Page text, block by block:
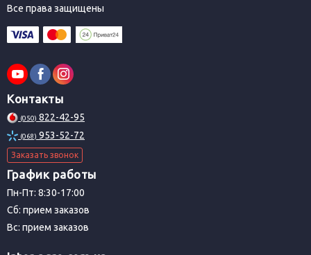
Все права защищены
Контакты
(050) 822-42-95
(068) 953-52-72
Заказать звонок
График работы
Пн-Пт: 8:30-17:00
Сб: прием заказов
Вс: прием заказов